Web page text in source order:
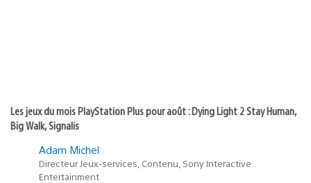
Les jeux du mois PlayStation Plus pour août : Dying Light 2 Stay Human,
Big Walk, Signalis
Adam Michel
Directeur Jeux-services, Contenu, Sony Interactive
Entertainment